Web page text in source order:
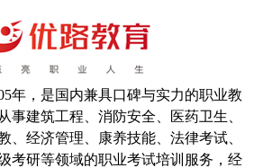
年，是国内兼具口碑与实力的职业教
事建筑工程、消防安全、医药卫生、
、经济管理、康养技能、法律考试、
考研等领域的职业考试培训服务，经